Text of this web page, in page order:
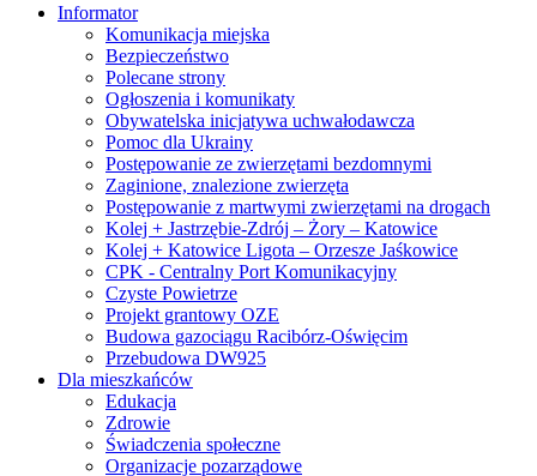
Informator
Komunikacja miejska
Bezpieczeństwo
Polecane strony
Ogłoszenia i komunikaty
Obywatelska inicjatywa uchwałodawcza
Pomoc dla Ukrainy
Postępowanie ze zwierzętami bezdomnymi
Zaginione, znalezione zwierzęta
Postępowanie z martwymi zwierzętami na drogach
Kolej + Jastrzębie-Zdrój – Żory – Katowice
Kolej + Katowice Ligota – Orzesze Jaśkowice
CPK - Centralny Port Komunikacyjny
Czyste Powietrze
Projekt grantowy OZE
Budowa gazociągu Racibórz-Oświęcim
Przebudowa DW925
Dla mieszkańców
Edukacja
Zdrowie
Świadczenia społeczne
Organizacje pozarządowe